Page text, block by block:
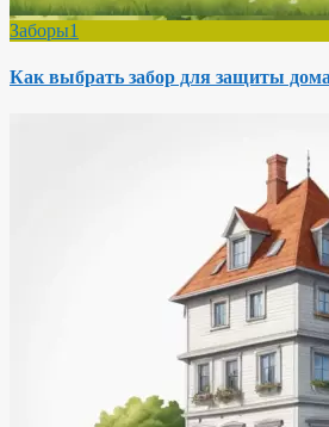
Заборы1
Как выбрать забор для защиты